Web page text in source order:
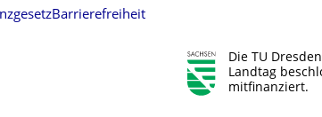
Barrierefreiheit
Die TU
Landtag
mitfinanziert.